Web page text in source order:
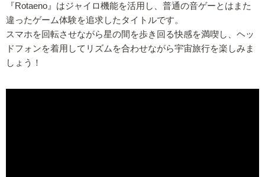
『Rotaeno』はジャイロ機能を活用し、普通の音ゲーとはまた
違ったゲーム体験を追求したタイトルです。
スマホを回転させながら星の間を歩き回る快感を満喫し、ヘッ
ドフォンを着用してリズムを合わせながら宇宙旅行を楽しみま
しょう！